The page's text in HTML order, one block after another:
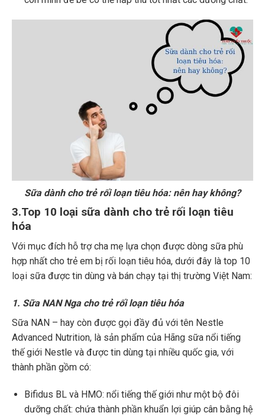
Sữa dành cho trẻ rối loạn tiêu hóa: nên hay không?
3.Top 10 loại sữa dành cho trẻ rối loạn tiêu
hóa
Với mục đích hỗ trợ cha mẹ lựa chọn được dòng sữa phù
hợp nhất cho trẻ em bị rối loạn tiêu hóa, dưới đây là top 10
loại sữa được tin dùng và bán chạy tại thị trường Việt Nam:
1. Sữa NAN Nga cho trẻ rối loạn tiêu hóa
Sữa NAN – hay còn được gọi đầy đủ với tên Nestle
Advanced Nutrition, là sản phẩm của Hãng sữa nổi tiếng
thế giới Nestle và được tin dùng tại nhiều quốc gia, với
thành phần gồm có:
Bifidus BL và HMO: nổi tiếng thế giới như một bộ đôi
dưỡng chất: chứa thành phần khuẩn lợi giúp cân bằng hệ